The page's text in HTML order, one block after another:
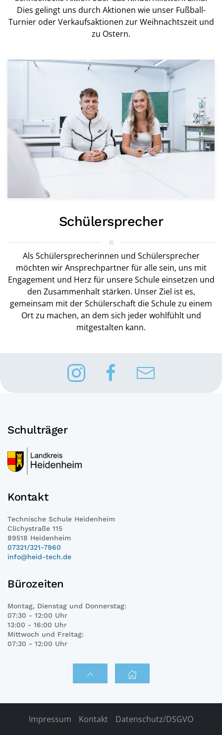
Dies gelingt uns durch Aktionen wie unser Fußball-
Turnier oder Verkaufsaktionen zur Weihnachtszeit und
zu Ostern.
Schülersprecher
Als Schülersprecherinnen und Schülersprecher
möchten wir Ansprechpartner für alle sein, uns mit
Engagement und Herz für unsere Schule einsetzen und
den Zusammenhalt stärken. Unser Ziel ist es,
gemeinsam mit der Schülerschaft die Schule zu einem
Ort zu machen, an dem sich jeder wohlfühlt und
mitgestalten kann.
Schulträger
Kontakt
Technische Schule Heidenheim
Clichystraße 115
89518 Heidenheim
07321/321-7960
info@heid-tech.de
Bürozeiten
Montag, Dienstag und Donnerstag:
07:30 - 12:00 Uhr
13:00 - 16:00 Uhr
Mittwoch und Freitag:
07:30 - 12:00 Uhr
Impressum Kontakt Datenschutz/DSGVO